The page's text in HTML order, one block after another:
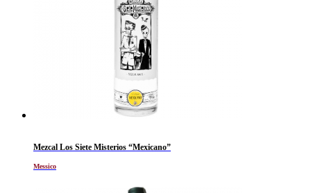
Mezcal Los Siete Misterios “Mexicano”
Messico